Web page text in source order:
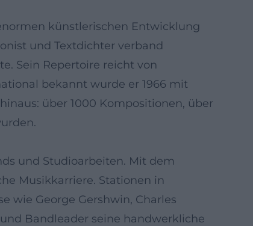
künstlerischen Entwicklung
und Textdichter verband
Sein Repertoire reicht von
bekannt wurde er 1966 mit
über 1000 Kompositionen, über
und Studioarbeiten. Mit dem
Musikkarriere. Stationen in
wie George Gershwin, Charles
Bandleader seine handwerkliche